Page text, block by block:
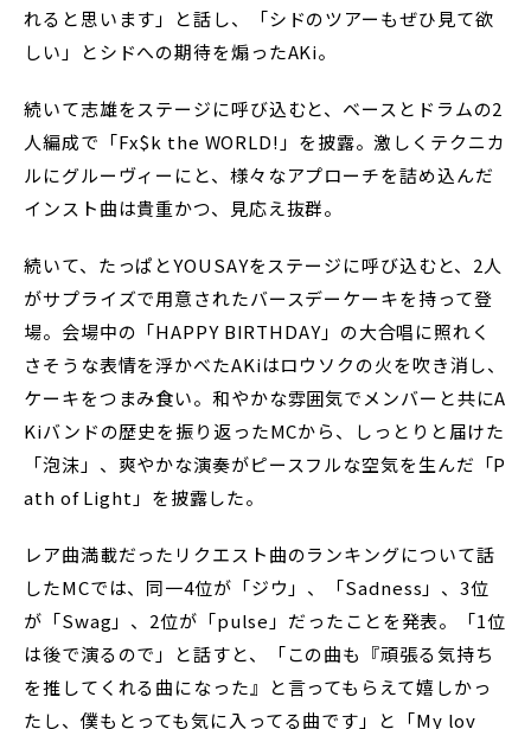
れると思います」と話し、「シドのツアーもぜひ見て欲
しい」とシドへの期待を煽ったAKi。
続いて志雄をステージに呼び込むと、ベースとドラムの2
人編成で「Fx$k the WORLD!」を披露。激しくテクニカ
ルにグルーヴィーにと、様々なアプローチを詰め込んだ
インスト曲は貴重かつ、見応え抜群。
続いて、たっぱとYOUSAYをステージに呼び込むと、2人
がサプライズで用意されたバースデーケーキを持って登
場。会場中の「HAPPY BIRTHDAY」の大合唱に照れく
さそうな表情を浮かべたAKiはロウソクの火を吹き消し、
ケーキをつまみ食い。和やかな雰囲気でメンバーと共にA
Kiバンドの歴史を振り返ったMCから、しっとりと届けた
「泡沫」、爽やかな演奏がピースフルな空気を生んだ「P
ath of Light」を披露した。
レア曲満載だったリクエスト曲のランキングについて話
したMCでは、同一4位が「ジウ」、「Sadness」、3位
が「Swag」、2位が「pulse」だったことを発表。「1位
は後で演るので」と話すと、「この曲も『頑張る気持ち
を推してくれる曲になった』と言ってもらえて嬉しかっ
たし、僕もとっても気に入ってる曲です」と「My lov